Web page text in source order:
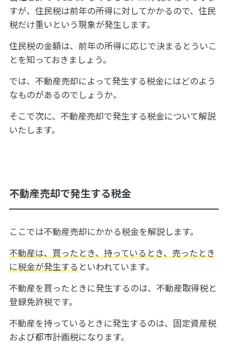
すが、住民税は前年の所得に対してかかるので、住民
税だけ重いという現象が発生します。
住民税の金額は、前年の所得に応じで決まるとういこ
とを知っておきましょう。
では、不動産売却によって発生する税金にはどのよう
なものがあるのでしょうか。
そこで次に、不動産売却で発生する税金について解説
いたします。
不動産売却で発生する税金
ここでは不動産売却にかかる税金を解説します。
不動産は、買ったとき、持っているとき、売ったとき
に税金が発生するといわれています。
不動産を買ったときに発生するのは、不動産取得税と
登録免許税です。
不動産を持っているときに発生するのは、固定資産税
および都市計画税になります。